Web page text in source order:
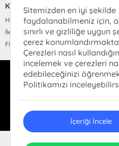
KURUMSAL
Hakkımızda
İletişim
Fiyat Listesi
0(212)-
© 2025 Hermes Kitap.
Sitemizden en iyi şekilde
faydalanabilmeniz için,
sınırlı ve gizliliğe uygun
çerez
Çerezleri nasıl
incelemek ve çerezleri
edebileceğinizi
Politikamızı
İçeriği İncele